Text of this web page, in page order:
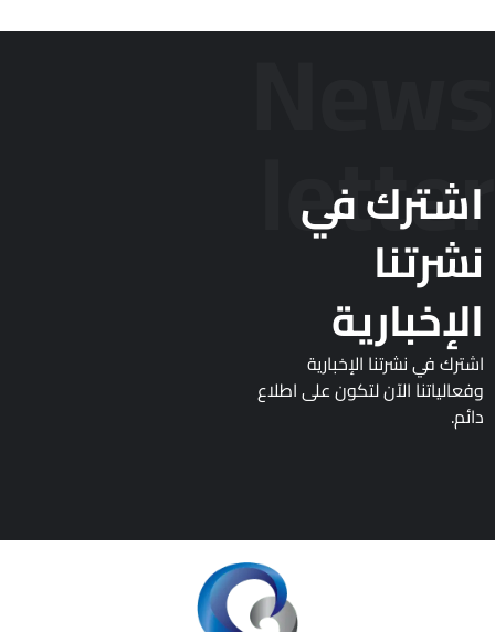
اشترك في
نشرتنا
الإخبارية
اشترك في نشرتنا الإخبارية
وفعالياتنا الآن لتكون على اطلاع
دائم.
News
letter